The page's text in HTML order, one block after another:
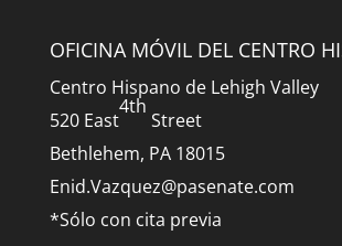
OFICINA MÓVIL DEL CENTRO
Centro Hispano de Lehigh Valley
520 East
4th
Street
Bethlehem, PA 18015
Enid.Vazquez@pasenate.com
*Sólo con cita previa